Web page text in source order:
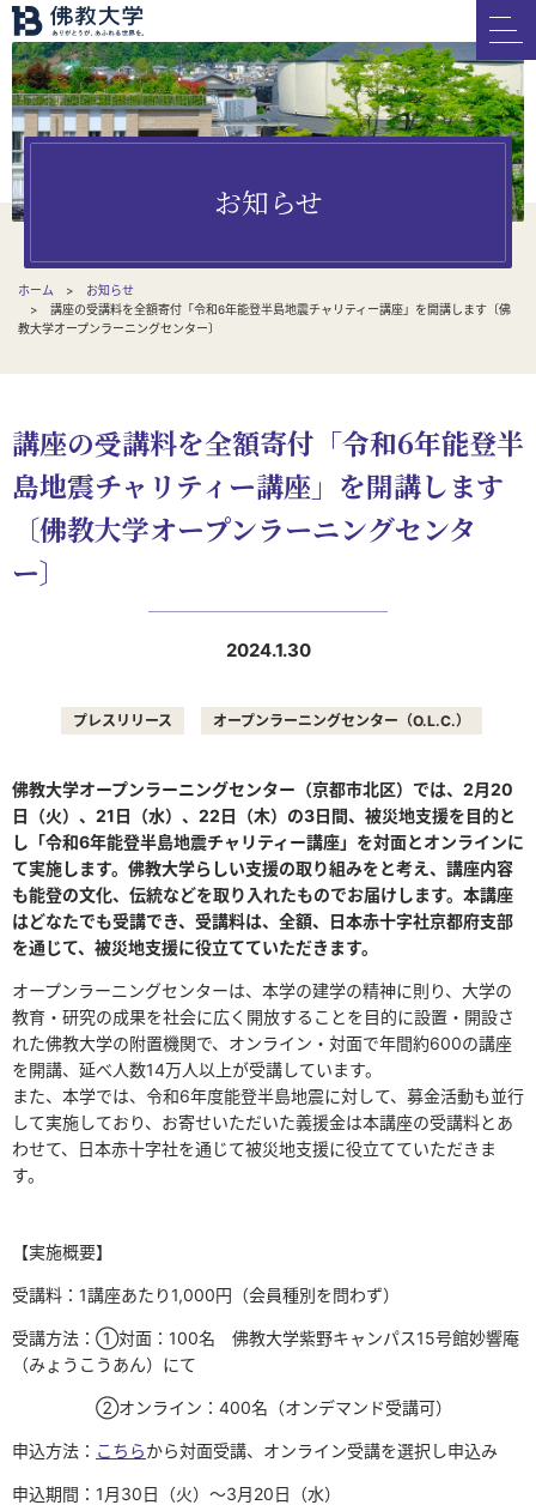
お知らせ
ホーム
お知らせ
講座の受講料を全額寄付「令和6年能登半島地震チャリティー講座」を開講します〔佛
教大学オープンラーニングセンター〕
講座の受講料を全額寄付「令和6年能登半
島地震チャリティー講座」を開講します
〔佛教大学オープンラーニングセンタ
ー〕
2024.1.30
プレスリリース オープンラーニングセンター（O.L.C.）
佛教大学オープンラーニングセンター（京都市北区）では、 2月20
日（火）、 21日（水）、 22日（木）の3日間、被災地支援を目的と
し「令和6年能登半島地震チャリティー講座」を対面とオンラインに
て実施します。佛教大学らしい支援の取り組みをと考え、講座内容
も能登の文化、伝統などを取り入れたものでお届けします。本講座
はどなたでも受講でき、受講料は、全額、日本赤十字社京都府支部
を通じて、被災地支援に役立てていただきます。
オープンラーニングセンターは、本学の建学の精神に則り、大学の
教育・研究の成果を社会に広く開放することを目的に設置・開設さ
れた佛教大学の附置機関で、オンライン・対面で年間約600の講座
を開講、延べ人数14万人以上が受講しています。
また、本学では、令和6年度能登半島地震に対して、募金活動も並行
して実施しており、お寄せいただいた義援金は本講座の受講料とあ
わせて、日本赤十字社を通じて被災地支援に役立てていただきま
す。
【実施概要】
受講料： 1講座あたり1,000円（会員種別を問わず）
受講方法：①対面： 100名 佛教大学紫野キャンパス15号館妙響庵
（みょうこうあん）にて
②オンライン： 400名（オンデマンド受講可）
申込方法： こちらから対面受講、オンライン受講を選択し申込み
申込期間： 1 月30日（火）～3月20日（水）